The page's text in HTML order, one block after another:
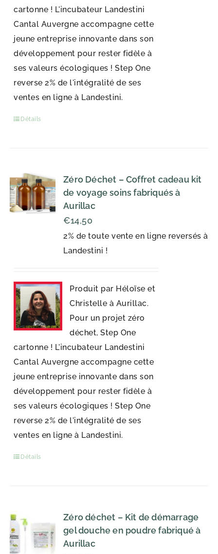
cartonne ! L'incubateur Landestini
Cantal Auvergne accompagne cette
jeune entreprise innovante dans son
développement pour rester fidèle à
ses valeurs écologiques ! Step One
reverse 2% de l'intégralité de ses
ventes en ligne à Landestini.
Détails
Zéro Déchet – Coffret cadeau kit
de voyage soins fabriqués à
Aurillac
2% de toute vente en ligne reversés à
Landestini !
€14,50
Produit par Héloïse et
Christelle à Aurillac.
Pour un projet zéro
déchet, Step One
cartonne ! L'incubateur Landestini
Cantal Auvergne accompagne cette
jeune entreprise innovante dans son
développement pour rester fidèle à
ses valeurs écologiques ! Step One
reverse 2% de l'intégralité de ses
ventes en ligne à Landestini.
Détails
Zéro déchet – Kit de démarrage
gel douche en poudre fabriqué à
Aurillac